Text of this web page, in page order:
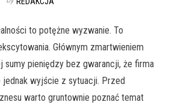
to potężne wyzwanie. To
Głównym zmartwieniem
pieniędzy bez gwarancji, że firma
wyjście z sytuacji. Przed
warto gruntownie poznać temat